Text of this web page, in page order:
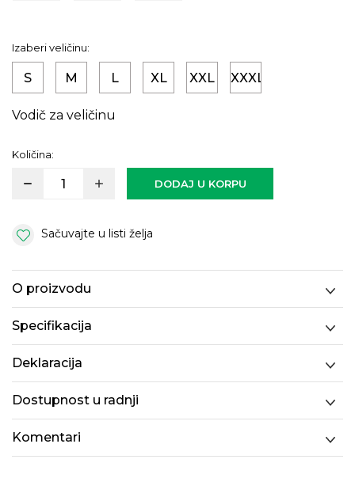
Izaberi veličinu:
S M L XL XXL XXXL
Vodič za veličinu
Količina:
DODAJ U KORPU
Sačuvajte u listi želja
O proizvodu
Specifikacija
Deklaracija
Dostupnost u radnji
Komentari